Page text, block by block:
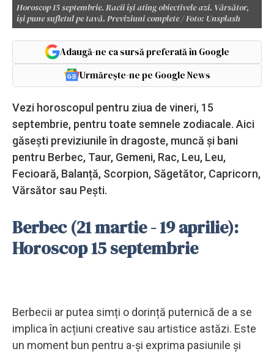
Horoscop 15 septembrie. Racii își ating obiectivele azi. Vărsător,
își pune sufletul pe tavă. Previziuni complete / Foto: Unsplash
Adaugă-ne ca sursă preferată în Google
Urmărește-ne pe Google News
Vezi horoscopul pentru ziua de vineri, 15
septembrie, pentru toate semnele zodiacale. Aici
găsești previziunile în dragoste, muncă și bani
pentru Berbec, Taur, Gemeni, Rac, Leu, Leu,
Fecioară, Balanță, Scorpion, Săgetător, Capricorn,
Vărsător sau Pești.
Berbec (21 martie - 19 aprilie):
Horoscop 15 septembrie
Berbecii ar putea simți o dorință puternică de a se
implica în acțiuni creative sau artistice astăzi. Este
un moment bun pentru a-și exprima pasiunile și